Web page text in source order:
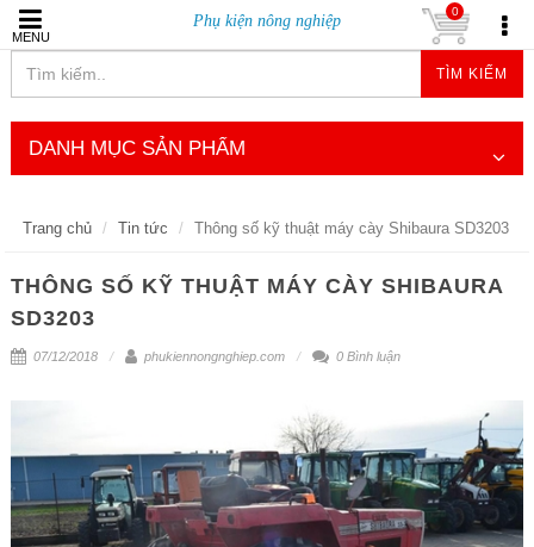
MENU
Phụ kiện nông nghiệp
TÌM KIẾM
0
DANH MỤC SẢN PHẨM
Trang chủ Tin tức Thông số kỹ thuật máy cày Shibaura SD3203
THÔNG SỐ KỸ THUẬT MÁY CÀY SHIBAURA
SD3203
07/12/2018 phukiennongnghiep.com 0 Bình luận